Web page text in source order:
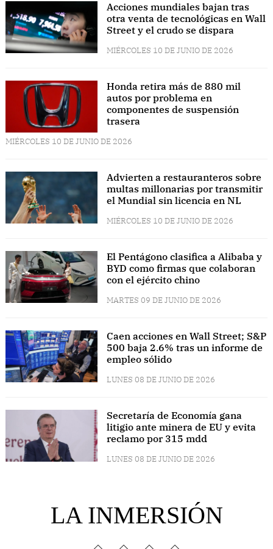
Acciones mundiales bajan tras
otra venta de tecnológicas en Wall
Street y el crudo se dispara
MIÉRCOLES 10 DE JUNIO DE 2026
Honda retira más de 880 mil
autos por problema en
componentes de suspensión
trasera
MIÉRCOLES 10 DE JUNIO DE 2026
Advierten a restauranteros sobre
multas millonarias por transmitir
el Mundial sin licencia en NL
MIÉRCOLES 10 DE JUNIO DE 2026
El Pentágono clasifica a Alibaba y
BYD como firmas que colaboran
con el ejército chino
MARTES 09 DE JUNIO DE 2026
Caen acciones en Wall Street; S&P
500 baja 2.6% tras un informe de
empleo sólido
LUNES 08 DE JUNIO DE 2026
Secretaría de Economía gana
litigio ante minera de EU y evita
reclamo por 315 mdd
LUNES 08 DE JUNIO DE 2026
LA INMERSIÓN